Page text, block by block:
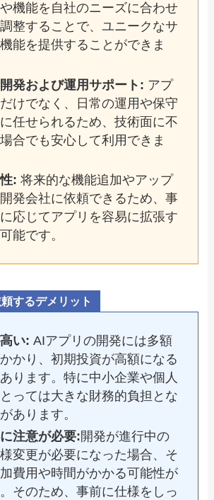
機能を自社のニーズに合わせ
整することで、ユニークなサ
能を提供することができま
発および運用サポート: アプ
けでなく、日常の運用や保守
任せられるため、技術面に不
合でも安心して利用できま
: 将来的な機能追加やアップ
発会社に依頼できるため、事
応じてアプリを容易に拡張す
能です。
するデメリット
い: AIアプリの開発には多額
かり、初期投資が高額になる
ります。特に中小企業や個人
っては大きな財務的負担とな
あります。
注意が必要:開発が進行中の
変更が必要になった場合、そ
費用や時間がかかる可能性が
そのため、事前に仕様をしっ